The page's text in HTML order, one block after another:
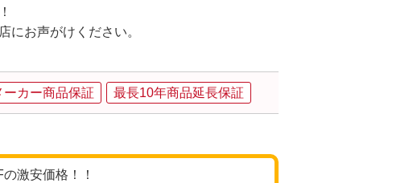
にお声がけください。
ーカー商品保証 最長10年商品延長保証
激安価格！！